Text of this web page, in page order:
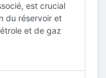
est crucial
du réservoir et
et de gaz